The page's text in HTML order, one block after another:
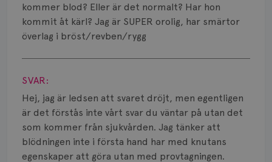
kommer blod? Eller är det normalt? Har hon
kommit åt kärl? Jag är SUPER orolig, har smärtor
överlag i bröst/revben/rygg
Visa svar
SVAR:
Hej, jag är ledsen att svaret dröjt, men egentligen
är det förstås inte vårt svar du väntar på utan det
som kommer från sjukvården. Jag tänker att
blödningen inte i första hand har med knutans
egenskaper att göra utan med provtagningen.
Spridd bröstcancer